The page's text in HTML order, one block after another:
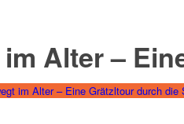
Alter –
im Alter – Eine Grätzltour durch die